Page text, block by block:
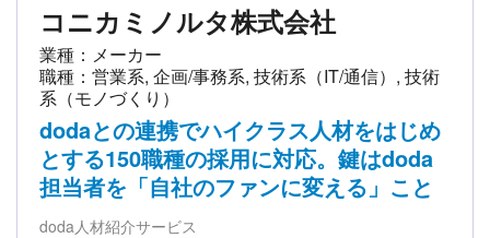
コニカミノルタ株式会社
業種：メーカー
職種：営業系, 企画/事務系, 技術系（IT/通信）, 技術
系（モノづくり）
dodaとの連携でハイクラス人材をはじめ
とする150職種の採用に対応。鍵はdoda
担当者を「自社のファンに変える」こと
doda人材紹介サービス